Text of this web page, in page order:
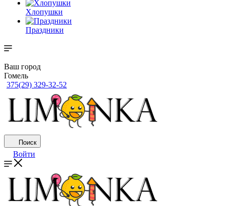
Хлопушки
Праздники
Ваш город
Гомель
375(29) 329-32-52
Поиск
Войти